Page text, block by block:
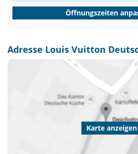
Öffnungszeiten
Adresse Louis Vuitton
Karte anzeigen